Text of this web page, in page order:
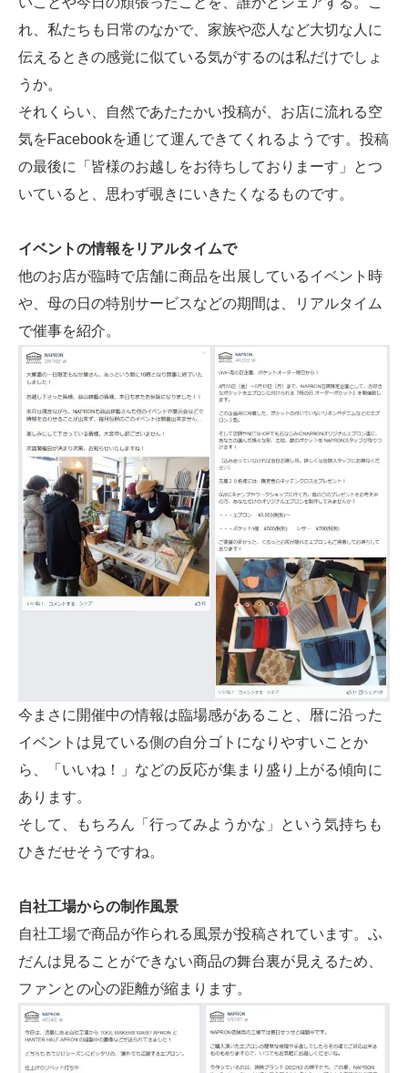
れ、私たちも日常のなかで、家族や恋人など大切な人に
伝えるときの感覚に似ている気がするのは私だけでしょ
うか。
それくらい、自然であたたかい投稿が、お店に流れる空
気をFacebookを通じて運んできてくれるようです。投稿
の最後に「皆様のお越しをお待ちしておりまーす」とつ
いていると、思わず覗きにいきたくなるものです。
イベントの情報をリアルタイムで
他のお店が臨時で店舗に商品を出展しているイベント時
や、母の日の特別サービスなどの期間は、リアルタイム
で催事を紹介。
今まさに開催中の情報は臨場感があること、暦に沿った
イベントは見ている側の自分ゴトになりやすいことか
ら、「いいね！」などの反応が集まり盛り上がる傾向に
あります。
そして、もちろん「行ってみようかな」という気持ちも
ひきだせそうですね。
自社工場からの制作風景
自社工場で商品が作られる風景が投稿されています。ふ
だんは見ることができない商品の舞台裏が見えるため、
ファンとの心の距離が縮まります。